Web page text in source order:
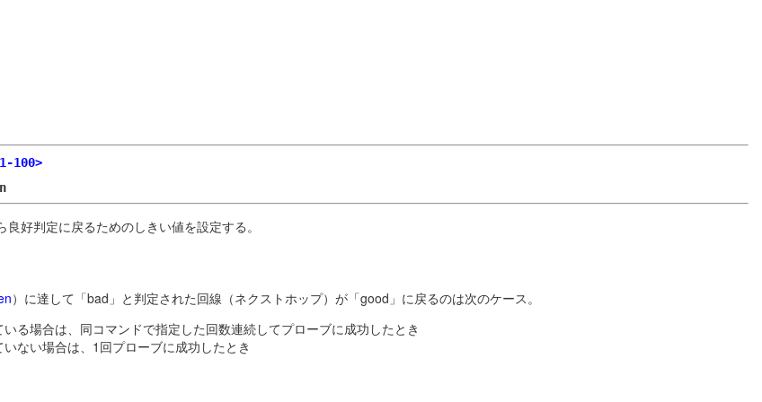
100>
好判定に戻るためのしきい値を設定する。
）に達して「bad」と判定された回線（ネクストホップ）が「good」に戻るのは次のケース。
いる場合は、同コマンドで指定した回数連続してプローブに成功したとき
いない場合は、1回プローブに成功したとき